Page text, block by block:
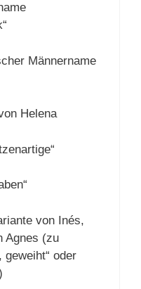
Männername
Helena
von Inés,
Agnes (zu
geweiht“ oder